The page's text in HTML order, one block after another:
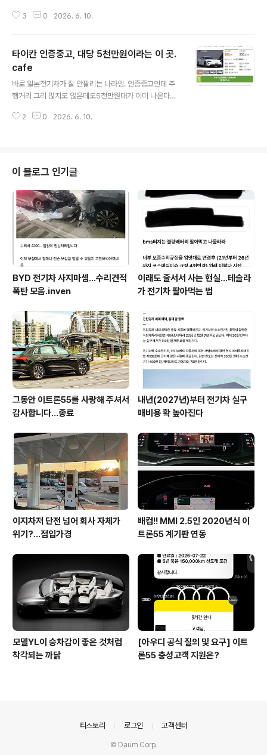
s://meritocrat.tistory.com/1675 타이칸 블랙에디션
74 아무리 죽도록 까도 고급 전기차의 원톱은 ‘타이칸’인가
중국 등을 중심으로포르쉐 매출감소, 몰락이 이어지고 있
는데,한meritocrat.tistory.com 이 블랙에디션 기준 5
년 타면 감가가 얼마나 될지 계산해 본 자료. 차값은 기본
대부분 38~42%로 잡고 있..
3 0 2026. 6. 10.
타이칸 인증중고, 대당 5천만원이라는 이 곳.
cafe
바로 일본전기차가 잘 안팔리는 나라임. 인증중고인데 주
행거리 그리 많지도 않은데도5천만원대가 이미 나온다
음. 한국의 미래 보는 듯 한데? Meritocrat @ it's electr
2 0 2026. 6. 10.
이 블로그 인기글
BYD 전기차 사지마셈...수리견적
폭탄 모음.inven
이래도 줄서서 사는 현실…테슬라
가 전기차 팔아먹는 법
그동안 이트론55를 사랑해 주셔서
감사합니다...종료
내년(2027년)부터 전기차 실구
매비용 확 높아진다
이지차저 단전 넘어 회사 자체가
위기?...점입가경
배컴!! MMI 2.5인 2020년식 이
트론55 계기판 연동
모델YL이 승차감이 좋은 것처럼
착각되는 까닭
[아우디 공식 질의 및 요구] 이트
론55 충성고객 지원은?
티스토리 로그인 고객센터
© Daum Corp.